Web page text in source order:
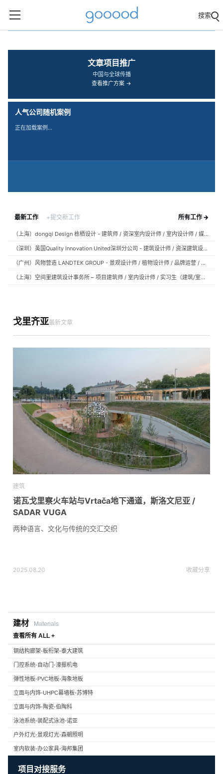
搜索
文章项目推广
中国与全球传播
查看推广方案 →
人气公司随机案例
正在加载案例…
最新工作 +提交新工作 所有工作 →
（上海）dongqi Design 栋栖设计 - 建筑师 / 资深室内设计师 / 室内设计师 / 媒体及公共关系主管 / 设计实习生（常年招聘）
（深圳）英国Quality Innovation United深圳分公司 - 建筑设计师 / 资深建筑设计师 / 室内设计师 / 设计实习生
（广州）风物营造 LANDTEK GROUP - 景观设计师 / 植物设计师 / 品牌运营 / 实习生
（上海）空间里建筑设计事务所 – 项目建筑师 / 室内设计师 / 实习生（建筑/室内）
戈里齐亚最新文章
建筑
诺瓦戈里察火车站与Vrtača地下通道，斯洛文尼亚 /
SADAR VUGA
两种语言、文化与传统的交汇交织
2025.08.20 收藏分享
建材
Materials
查看所有 ALL +
钢结构廊架-板桁架-泰大建筑
门控系统-自动门-濠振机电
弹性地板-PVC地板-海象地板
立面与内饰-UHPC幕墙板-苏博特
立面与内饰-陶瓷-伯陶科
泳池系统-装配式泳池-诺亚
户外灯光-景观灯光-森朝照明
室内软装-办公家具-海邦集团
项目对接服务